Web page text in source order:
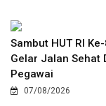
Sambut HUT RI
Gelar Jalan Sehat
Pegawai
07/08/2026